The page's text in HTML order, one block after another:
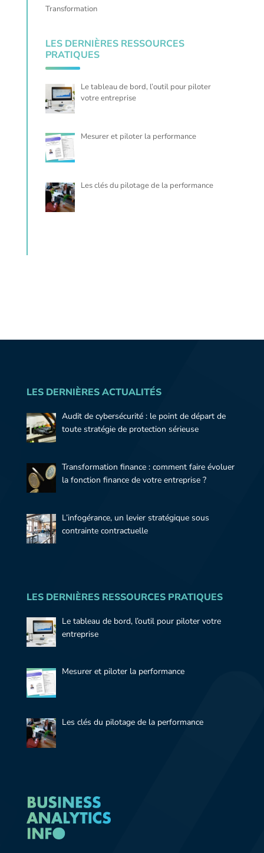
Transformation
LES DERNIÈRES RESSOURCES
PRATIQUES
Le tableau de bord, l’outil pour piloter
votre entreprise
Mesurer et piloter la performance
Les clés du pilotage de la performance
LES DERNIÈRES ACTUALITÉS
Audit de cybersécurité : le point de départ de
toute stratégie de protection sérieuse
Transformation finance : comment faire évoluer
la fonction finance de votre entreprise ?
L’infogérance, un levier stratégique sous
contrainte contractuelle
LES DERNIÈRES RESSOURCES PRATIQUES
Le tableau de bord, l’outil pour piloter votre
entreprise
Mesurer et piloter la performance
Les clés du pilotage de la performance